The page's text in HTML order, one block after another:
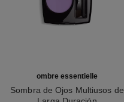
ombre essentielle
Sombra de Ojos Multiusos de